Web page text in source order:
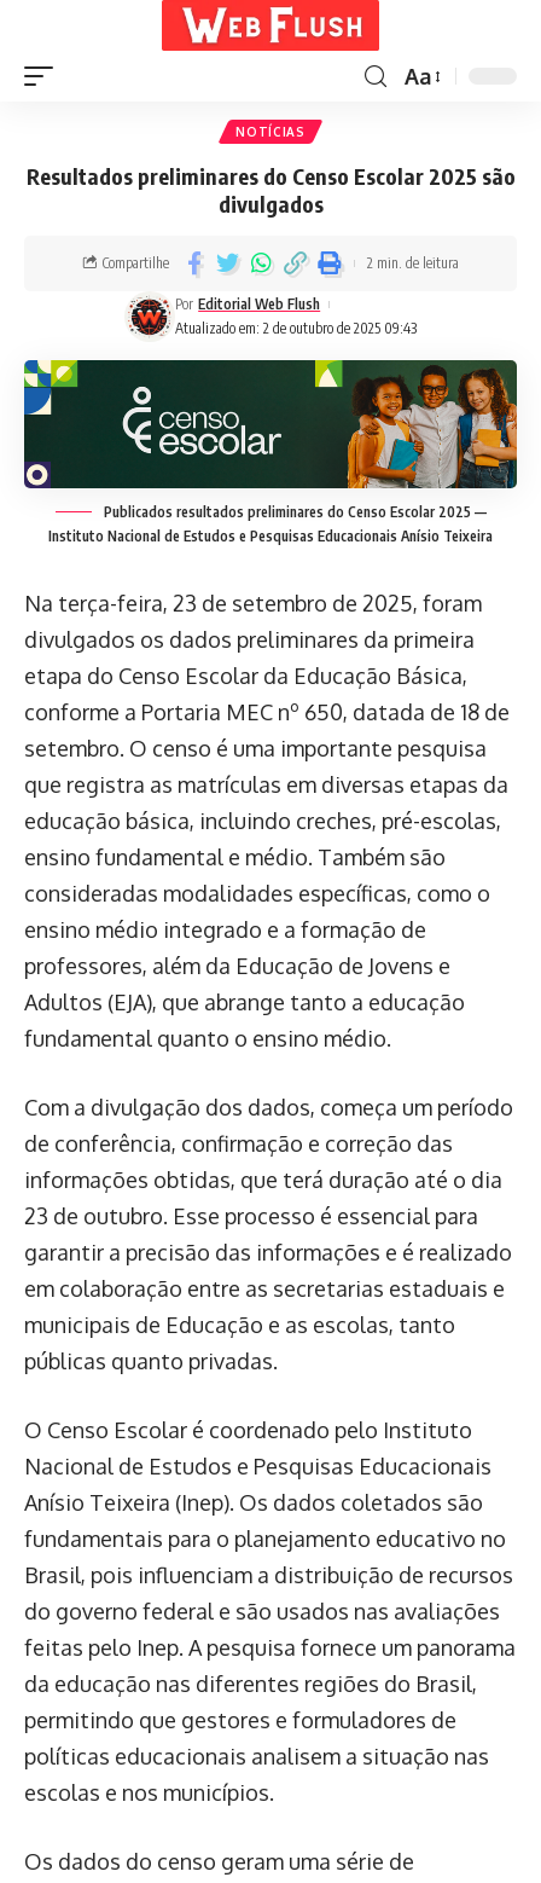
Aa
NOTÍCIAS
Resultados preliminares do Censo Escolar 2025 são
divulgados
Atualizado em: 2 de outubro de 2025 09:43
Por Editorial Web Flush
Compartilhe 2 min. de leitura
Publicados resultados preliminares do Censo Escolar 2025 —
Instituto Nacional de Estudos e Pesquisas Educacionais Anísio Teixeira
Na terça-feira, 23 de setembro de 2025, foram
divulgados os dados preliminares da primeira
etapa do Censo Escolar da Educação Básica,
conforme a Portaria MEC nº 650, datada de 18 de
setembro. O censo é uma importante pesquisa
que registra as matrículas em diversas etapas da
educação básica, incluindo creches, pré-escolas,
ensino fundamental e médio. Também são
consideradas modalidades específicas, como o
ensino médio integrado e a formação de
professores, além da Educação de Jovens e
Adultos (EJA), que abrange tanto a educação
fundamental quanto o ensino médio.
Com a divulgação dos dados, começa um período
de conferência, confirmação e correção das
informações obtidas, que terá duração até o dia
23 de outubro. Esse processo é essencial para
garantir a precisão das informações e é realizado
em colaboração entre as secretarias estaduais e
municipais de Educação e as escolas, tanto
públicas quanto privadas.
O Censo Escolar é coordenado pelo Instituto
Nacional de Estudos e Pesquisas Educacionais
Anísio Teixeira (Inep). Os dados coletados são
fundamentais para o planejamento educativo no
Brasil, pois influenciam a distribuição de recursos
do governo federal e são usados nas avaliações
feitas pelo Inep. A pesquisa fornece um panorama
da educação nas diferentes regiões do Brasil,
permitindo que gestores e formuladores de
políticas educacionais analisem a situação nas
escolas e nos municípios.
Os dados do censo geram uma série de